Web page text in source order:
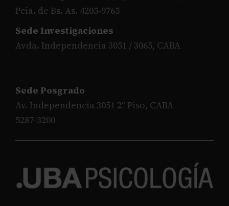
Pcia. de Bs. As. 4205-9765
Sede Investigaciones
Avda. Independencia 3051 / 3065, CABA
Sede Posgrado
Av. Independencia 3051 2° Piso, CABA
5287-3200